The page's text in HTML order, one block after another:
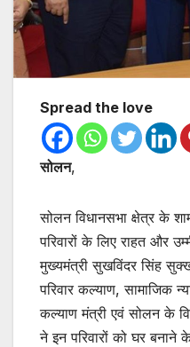
Spread the love
सोलन,
सोलन विधानसभा क्षेत्र के
परिवारों के लिए राहत और
मुख्यमंत्री सुखविंदर सिंह
परिवार कल्याण, सामाजिक
कल्याण मंत्री एवं सोलन के
ने इन परिवारों को घर